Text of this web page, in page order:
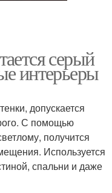
серый
интерьеры
допускается
С помощью
получится
Используется
спальни и даже